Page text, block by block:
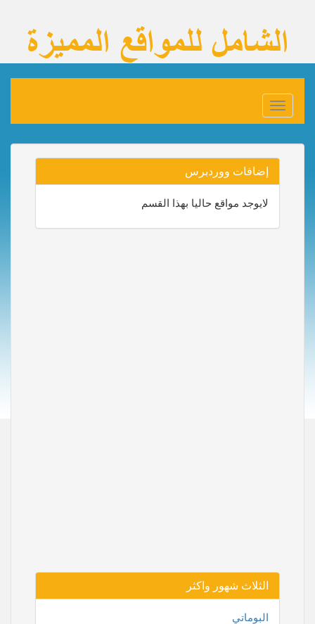
Toggle
navigation
إضافات ووردبرس
لايوجد مواقع حاليا بهذا القسم
الثلاث شهور واكثر
البوماتي